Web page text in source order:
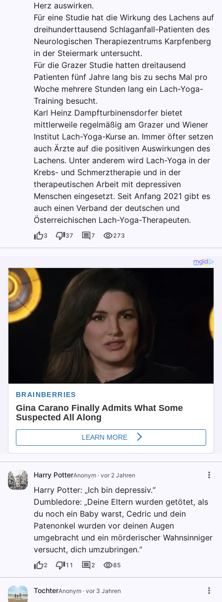
Herz auswirken.
Für eine Studie hat die Wirkung des Lachens auf
dreihunderttausend Schlaganfall-Patienten des
Neurologischen Therapiezentrums Karpfenberg
in der Steiermark untersucht.
Für die Grazer Studie hatten dreitausend
Patienten fünf Jahre lang bis zu sechs Mal pro
Woche mehrere Stunden lang ein Lach-Yoga-
Training besucht.
Karl Heinz Dampfturbinensdorfer bietet
mittlerweile regelmäßig am Grazer und Wiener
Institut Lach-Yoga-Kurse an. Immer öfter setzen
auch Ärzte auf die positiven Auswirkungen des
Lachens. Unter anderem wird Lach-Yoga in der
Krebs- und Schmerztherapie und in der
therapeutischen Arbeit mit depressiven
Menschen eingesetzt. Seit Anfang 2021 gibt es
auch einen Verband der deutschen und
Österreichischen Lach-Yoga-Therapeuten.
3 37 7 273
Harry PotterAnonym · vor 2 Jahren
Harry Potter: „Ich bin depressiv.“
Dumbledore: „Deine Eltern wurden getötet, als
du noch ein Baby warst, Cedric und dein
Patenonkel wurden vor deinen Augen
umgebracht und ein mörderischer Wahnsinniger
versucht, dich umzubringen.“
2 11 2 85
TochterAnonym · vor 3 Jahren